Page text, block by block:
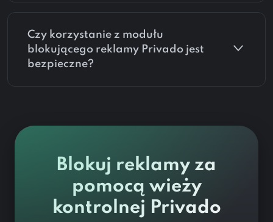
Czy korzystanie z modułu
blokującego reklamy Privado jest
bezpieczne?
Blokuj reklamy za
pomocą wieży
kontrolnej Privado